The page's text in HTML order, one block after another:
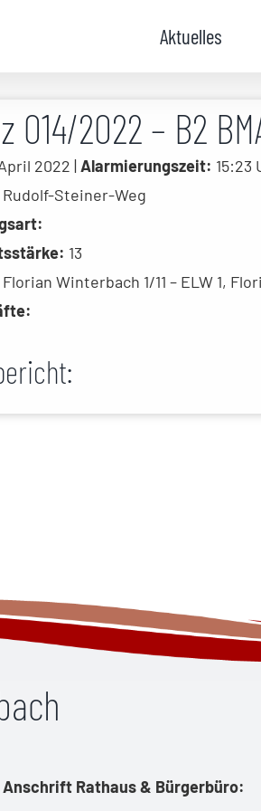
Aktuelles
014/2022 – B2
2022 |Alarmierungszeit: 15:23
Rudolf-Steiner-Weg
13
Florian Winterbach 1/11 – ELW 1,
Anschrift Rathaus & Bürgerbüro: